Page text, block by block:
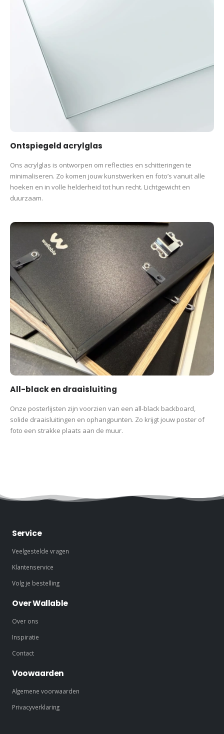
Ontspiegeld acrylglas
Ons acrylglas is ontworpen om reflecties en schitteringen te
minimaliseren. Zo komen jouw kunstwerken en foto’s vanuit alle
hoeken en in volle helderheid tot hun recht. Lichtgewicht en
duurzaam.
All-black en draaisluiting
Onze posterlijsten zijn voorzien van een all-black backboard,
solide draaisluitingen en ophangpunten. Zo krijgt jouw poster of
foto een strakke plaats aan de muur.
Service
Veelgestelde vragen
Klantenservice
Volg je bestelling
Over Wallable
Over ons
Inspiratie
Contact
Voowaarden
Algemene voorwaarden
Privacyverklaring